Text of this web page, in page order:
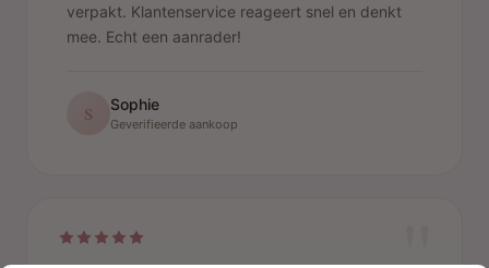
verpakt. Klantenservice reageert snel en denkt
mee. Echt een aanrader!
S Sophie
Geverifieerde aankoop